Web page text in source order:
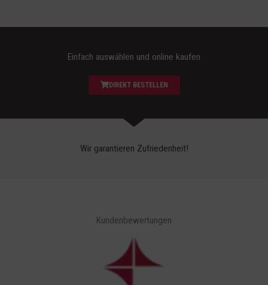
Einfach auswählen und online kaufen
DIREKT BESTELLEN
Wir garantieren Zufriedenheit!
Kundenbewertungen